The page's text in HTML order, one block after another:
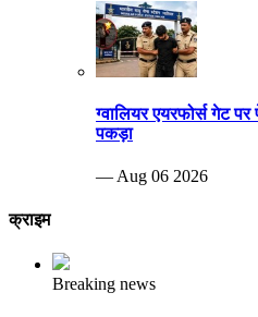
ग्वालियर एयरफोर्स गेट
पकड़ा
— Aug 06 2026
क्राइम
Breaking news